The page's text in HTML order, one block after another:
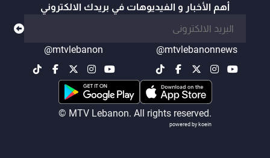
أهم الأخبار و الفيديوهات في بريدك الالكتروني
@mtvlebanonnews
@mtvlebanon
© MTV Lebanon. All rights reserved.
powered by koein